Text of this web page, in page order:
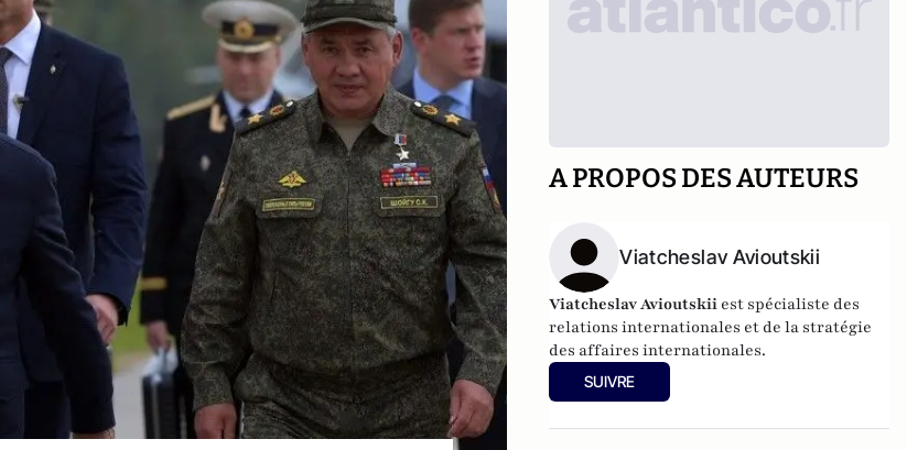
A PROPOS DES AUTEURS
Viatcheslav Avioutskii
Viatcheslav Avioutskii est spécialiste des
relations internationales et de la stratégie
des affaires internationales.
SUIVRE